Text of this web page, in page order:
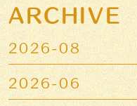
ARCHIVE
2026-08
2026-06